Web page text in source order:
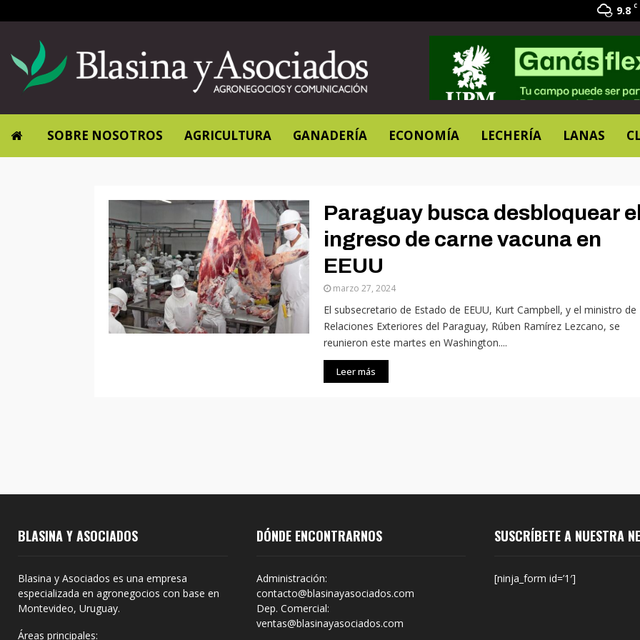
9.8 C
SOBRE NOSOTROS AGRICULTURA GANADERÍA ECONOMÍA LECHERÍA LANAS
Paraguay busca desbloquear el
ingreso de carne vacuna en
EEUU
marzo 27, 2024
El subsecretario de Estado de EEUU, Kurt Campbell, y el ministro de
Relaciones Exteriores del Paraguay, Rúben Ramírez Lezcano, se
reunieron este martes en Washington....
Leer más
BLASINA Y ASOCIADOS
Blasina y Asociados es una empresa
especializada en agronegocios con base en
Montevideo, Uruguay.
Áreas principales:
DÓNDE ENCONTRARNOS
Administración:
contacto@blasinayasociados.com
Dep. Comercial:
ventas@blasinayasociados.com
SUSCRÍBETE A NUESTRA
[ninja_form id=’1′]